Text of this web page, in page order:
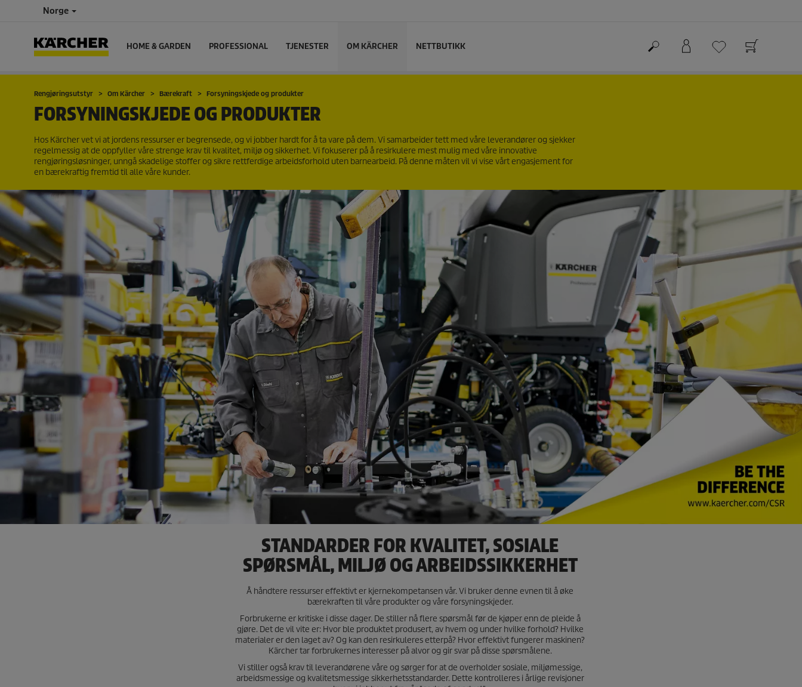
Norge
HOME & GARDEN PROFESSIONAL TJENESTER OM KÄRCHER NETTBUTIKK
Rengjøringsutstyr Om Kärcher Bærekraft Forsyningskjede og produkter
FORSYNINGSKJEDE OG PRODUKTER
Hos Kärcher vet vi at jordens ressurser er begrensede, og vi jobber hardt for å ta vare på dem. Vi samarbeider tett med våre leverandører og sjekker
regelmessig at de oppfyller våre strenge krav til kvalitet, miljø og sikkerhet. Vi fokuserer på å resirkulere mest mulig med våre innovative
rengjøringsløsninger, unngå skadelige stoffer og sikre rettferdige arbeidsforhold uten barnearbeid. På denne måten vil vi vise vårt engasjement for
en bærekraftig fremtid til alle våre kunder.
STANDARDER FOR KVALITET, SOSIALE
SPØRSMÅL, MILJØ OG ARBEIDSSIKKERHET
Å håndtere ressurser effektivt er kjernekompetansen vår. Vi bruker denne evnen til å øke
bærekraften til våre produkter og våre forsyningskjeder.
Forbrukerne er kritiske i disse dager. De stiller nå flere spørsmål før de kjøper enn de pleide å
gjøre. Det de vil vite er: Hvor ble produktet produsert, av hvem og under hvilke forhold? Hvilke
materialer er den laget av? Og kan den resirkuleres etterpå? Hvor effektivt fungerer maskinen?
Kärcher tar forbrukernes interesser på alvor og gir svar på disse spørsmålene.
Vi stiller også krav til leverandørene våre og sørger for at de overholder sosiale, miljømessige,
arbeidsmessige og kvalitetsmessige sikkerhetsstandarder. Dette kontrolleres i årlige revisjoner